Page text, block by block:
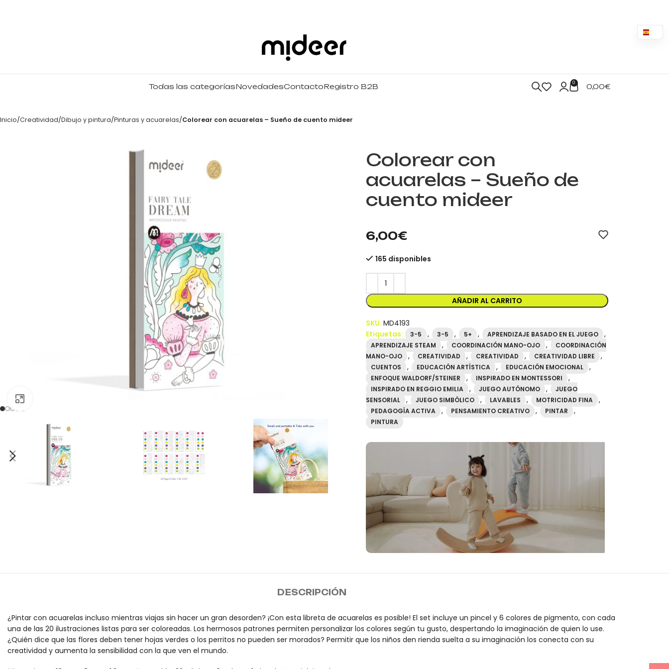
Todas las categoríasNovedadesContactoRegistro B2B 0 0,00€
Inicio Creatividad Dibujo y pintura Pinturas y acuarelas Colorear con acuarelas – Sueño de cuento mideer
Colorear con
acuarelas – Sueño de
cuento mideer
6,00€
165 disponibles
AÑADIR AL CARRITO
SKU:MD4193
Etiquetas:
3-5 , 3-5 , 5+ , APRENDIZAJE BASADO EN EL JUEGO ,
APRENDIZAJE STEAM , COORDINACIÓN MANO-OJO ,
COORDINACIÓN
MANO-OJO
, CREATIVIDAD , CREATIVIDAD , CREATIVIDAD LIBRE ,
CUENTOS , EDUCACIÓN ARTÍSTICA , EDUCACIÓN EMOCIONAL ,
ENFOQUE WALDORF/STEINER , INSPIRADO EN MONTESSORI ,
INSPIRADO EN REGGIO EMILIA , JUEGO AUTÓNOMO ,
JUEGO
SENSORIAL
, JUEGO SIMBÓLICO , LAVABLES , MOTRICIDAD FINA ,
PEDAGOGÍA ACTIVA , PENSAMIENTO CREATIVO , PINTAR ,
PINTURA
MIDEER
DESCRIPCIÓN
¿Pintar con acuarelas incluso mientras viajas sin hacer un gran desorden? ¡Con esta libreta de acuarelas es posible! El set incluye un pincel y 6 colores de pigmento, con cada
una de las 20 ilustraciones listas para ser coloreadas. Los hermosos patrones permiten personalizar los colores según tu gusto, despertando la imaginación de quien lo use.
¿Quién dice que las flores deben tener hojas verdes o los perritos no pueden ser morados? Permitir que los niños den rienda suelta a su imaginación los conecta con su
creatividad y aumenta la sensibilidad con la que ven el mundo.